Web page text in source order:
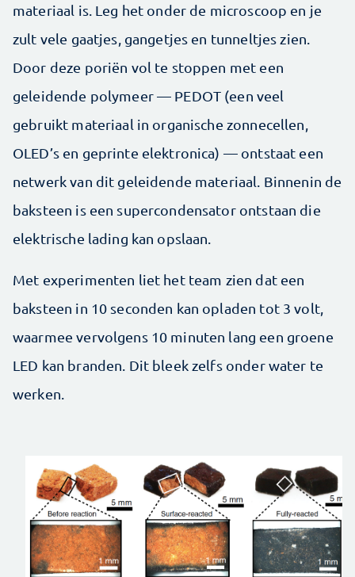
materiaal is. Leg het onder de microscoop en je
zult vele gaatjes, gangetjes en tunneltjes zien.
Door deze poriën vol te stoppen met een
geleidende polymeer — PEDOT (een veel
gebruikt materiaal in organische zonnecellen,
OLED’s en geprinte elektronica) — ontstaat een
netwerk van dit geleidende materiaal. Binnenin de
baksteen is een supercondensator ontstaan die
elektrische lading kan opslaan.
Met experimenten liet het team zien dat een
baksteen in 10 seconden kan opladen tot 3 volt,
waarmee vervolgens 10 minuten lang een groene
LED kan branden. Dit bleek zelfs onder water te
werken.